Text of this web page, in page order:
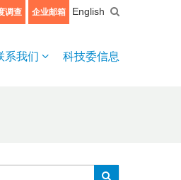
调查 企业邮箱 English
系我们 科技委信息